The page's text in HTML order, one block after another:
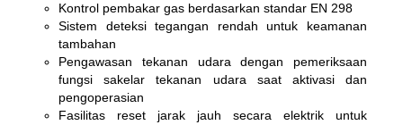
Kontrol pembakar gas berdasarkan standar EN 298
Sistem deteksi tegangan rendah untuk keamanan
tambahan
Pengawasan tekanan udara dengan pemeriksaan
fungsi sakelar tekanan udara saat aktivasi dan
pengoperasian
Fasilitas reset jarak jauh secara elektrik untuk